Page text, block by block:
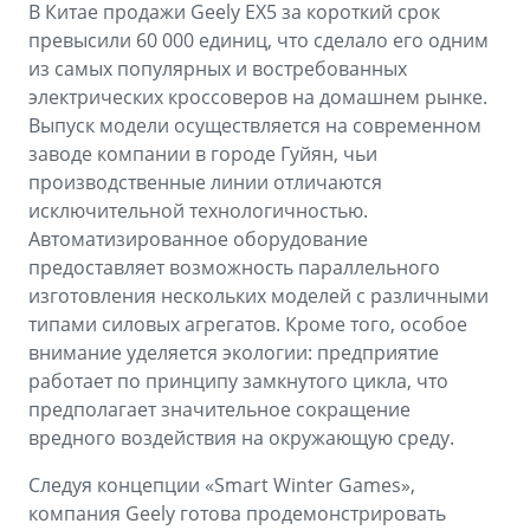
В Китае продажи Geely EX5 за короткий срок
превысили 60 000 единиц, что сделало его одним
из самых популярных и востребованных
электрических кроссоверов на домашнем рынке.
Выпуск модели осуществляется на современном
заводе компании в городе Гуйян, чьи
производственные линии отличаются
исключительной технологичностью.
Автоматизированное оборудование
предоставляет возможность параллельного
изготовления нескольких моделей с различными
типами силовых агрегатов. Кроме того, особое
внимание уделяется экологии: предприятие
работает по принципу замкнутого цикла, что
предполагает значительное сокращение
вредного воздействия на окружающую среду.
Следуя концепции «Smart Winter Games»,
компания Geely готова продемонстрировать